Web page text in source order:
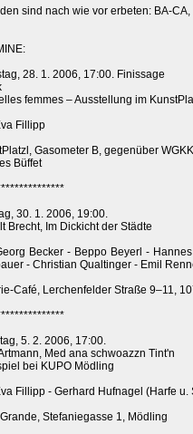
sind nach wie vor erbeten: BA-
28. 1. 2006, 17:00. Finissage
femmes – Ausstellung im
Fillipp
Gasometer B, gegenüber
Büffet
30. 1. 2006, 19:00.
Brecht, Im Dickicht der Städte
Becker - Beppo Beyerl -
- Christian Qualtinger - Emil
Café, Lerchenfelder Straße 9–11,
5. 2. 2006, 17:00.
Med ana schwoazzn Tint'n
bei KUPO Mödling
Fillipp - Gerhard Hufnagel (Harfe
Stefaniegasse 1, Mödling